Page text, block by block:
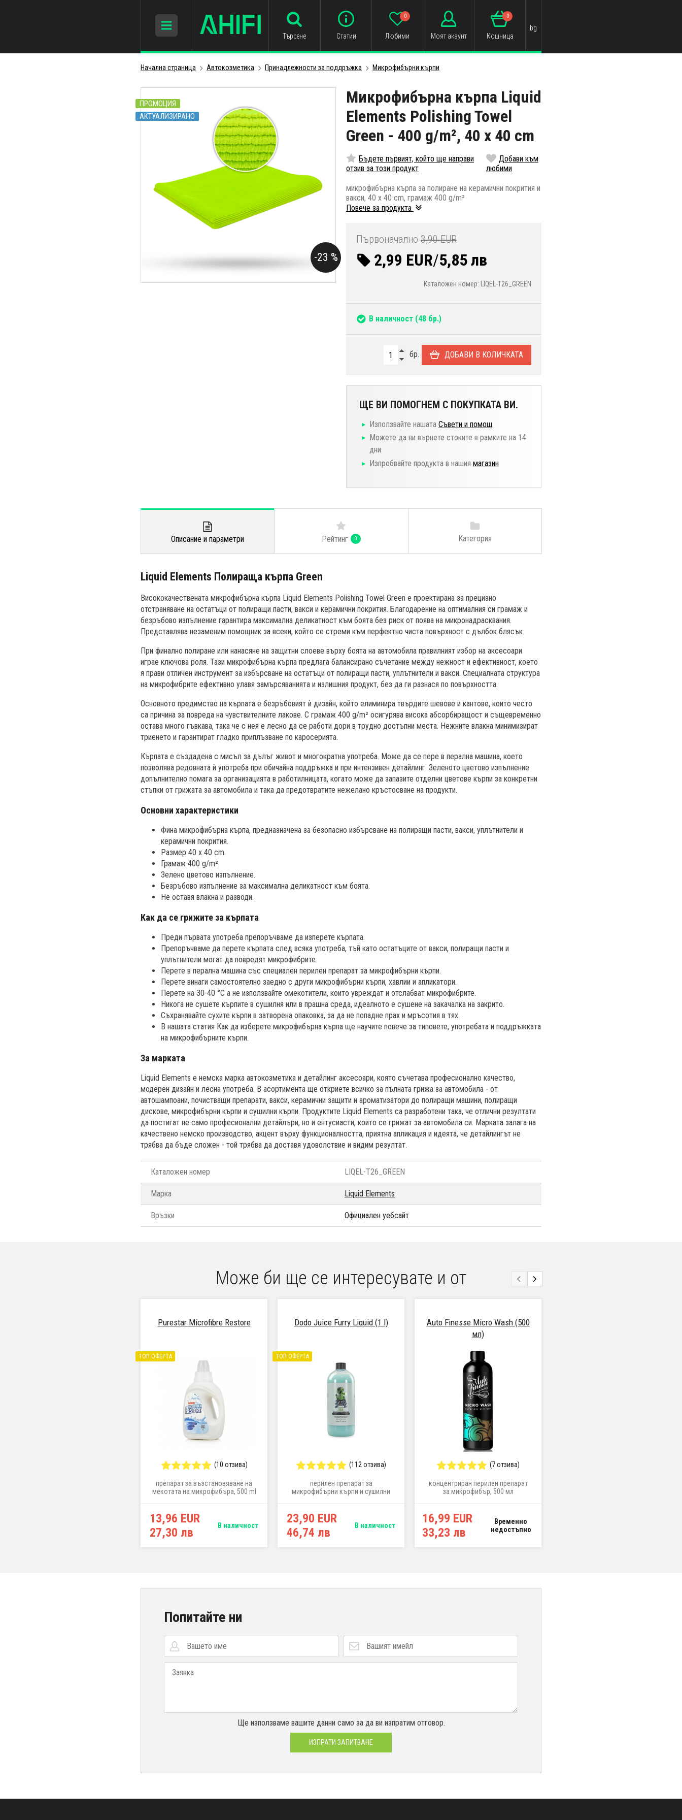
Търсене Статии Любими
0
Моят акаунт Кошница
0
bg
Начална страница Автокозметика Принадлежности за поддръжка Микрофибърни кърпи
Микрофибърна кърпа Liquid
Elements Polishing Towel
Green - 400 g/m², 40 x 40 cm
Бъдете първият, който ще направи
отзив за този продукт
Добави към
любими
микрофибърна кърпа за полиране на керамични покрития и
вакси, 40 x 40 cm, грамаж 400 g/m²
Повече за продукта
Първоначално 3,90 EUR
2,99 EUR/5,85 лв
Каталожен номер: LIQEL-T26_GREEN
В наличност (48 бр.)
бр. ДОБАВИ В КОЛИЧКАТА
ЩЕ ВИ ПОМОГНЕМ С ПОКУПКАТА ВИ.
Използвайте нашата Съвети и помощ
Можете да ни върнете стоките в рамките на 14
дни
Изпробвайте продукта в нашия магазин
-23 %
ПРОМОЦИЯ
АКТУАЛИЗИРАНО
Описание и параметри Рейтинг 0 Категория
Liquid Elements Полираща кърпа Green
Висококачествената микрофибърна кърпа Liquid Elements Polishing Towel Green е проектирана за прецизно
отстраняване на остатъци от полиращи пасти, вакси и керамични покрития. Благодарение на оптималния си грамаж и
безръбово изпълнение гарантира максимална деликатност към боята без риск от поява на микронадрасквания.
Представлява незаменим помощник за всеки, който се стреми към перфектно чиста повърхност с дълбок блясък.
При финално полиране или нанасяне на защитни слоеве върху боята на автомобила правилният избор на аксесоари
играе ключова роля. Тази микрофибърна кърпа предлага балансирано съчетание между нежност и ефективност, което
я прави отличен инструмент за избърсване на остатъци от полиращи пасти, уплътнители и вакси. Специалната структура
на микрофибрите ефективно улавя замърсяванията и излишния продукт, без да ги разнася по повърхността.
Основното предимство на кърпата е безръбовият ѝ дизайн, който елиминира твърдите шевове и кантове, които често
са причина за повреда на чувствителните лакове. С грамаж 400 g/m² осигурява висока абсорбиращост и същевременно
остава много гъвкава, така че с нея е лесно да се работи дори в трудно достъпни места. Нежните влакна минимизират
триенето и гарантират гладко приплъзване по каросерията.
Кърпата е създадена с мисъл за дълъг живот и многократна употреба. Може да се пере в перална машина, което
позволява редовната ѝ употреба при обичайна поддръжка и при интензивен детайлинг. Зеленото цветово изпълнение
допълнително помага за организацията в работилницата, когато може да запазите отделни цветове кърпи за конкретни
стъпки от грижата за автомобила и така да предотвратите нежелано кръстосване на продукти.
Основни характеристики
Фина микрофибърна кърпа, предназначена за безопасно избърсване на полиращи пасти, вакси, уплътнители и
керамични покрития.
Размер 40 x 40 cm.
Грамаж 400 g/m².
Зелено цветово изпълнение.
Безръбово изпълнение за максимална деликатност към боята.
Не оставя влакна и разводи.
Как да се грижите за кърпата
Преди първата употреба препоръчваме да изперете кърпата.
Препоръчваме да перете кърпата след всяка употреба, тъй като остатъците от вакси, полиращи пасти и
уплътнители могат да повредят микрофибрите.
Перете в перална машина със специален перилен препарат за микрофибърни кърпи.
Перете винаги самостоятелно заедно с други микрофибърни кърпи, хавлии и апликатори.
Перете на 30-40 °C a не използвайте омекотители, които увреждат и отслабват микрофибрите.
Никога не сушете кърпите в сушилня или в прашна среда, идеалното е сушене на закачалка на закрито.
Съхранявайте сухите кърпи в затворена опаковка, за да не попадне прах и мръсотия в тях.
В нашата статия Как да изберете микрофибърна кърпа ще научите повече за типовете, употребата и поддръжката
на микрофибърните кърпи.
За марката
Liquid Elements е немска марка автокозметика и детайлинг аксесоари, която съчетава професионално качество,
модерен дизайн и лесна употреба. В асортимента ще откриете всичко за пълната грижа за автомобила - от
автошампоани, почистващи препарати, вакси, керамични защити и ароматизатори до полиращи машини, полиращи
дискове, микрофибърни кърпи и сушилни кърпи. Продуктите Liquid Elements са разработени така, че отлични резултати
да постигат не само професионални детайлъри, но и ентусиасти, които се грижат за автомобила си. Марката залага на
качествено немско производство, акцент върху функционалността, приятна апликация и идеята, че детайлингът не
трябва да бъде сложен - той трябва да доставя удоволствие и видим резултат.
Каталожен номер LIQEL-T26_GREEN
Марка Liquid Elements
Връзки Официален уебсайт
Може би ще се интересувате и от
Purestar Microfibre Restore
ТОП ОФЕРТА
(10 отзива)
препарат за възстановяване на
мекотата на микрофибъра, 500 ml
13,96 EUR
27,30 лв
В наличност
Dodo Juice Furry Liquid (1 l)
ТОП ОФЕРТА
(112 отзива)
перилен препарат за
микрофибърни кърпи и сушилни
23,90 EUR
46,74 лв
В наличност
Auto Finesse Micro Wash (500
мл)
(7 отзива)
концентриран перилен препарат
за микрофибър, 500 мл
16,99 EUR
33,23 лв
Временно
недостъпно
Попитайте ни
Ще използваме вашите данни само за да ви изпратим отговор.
ИЗПРАТИ ЗАПИТВАНЕ